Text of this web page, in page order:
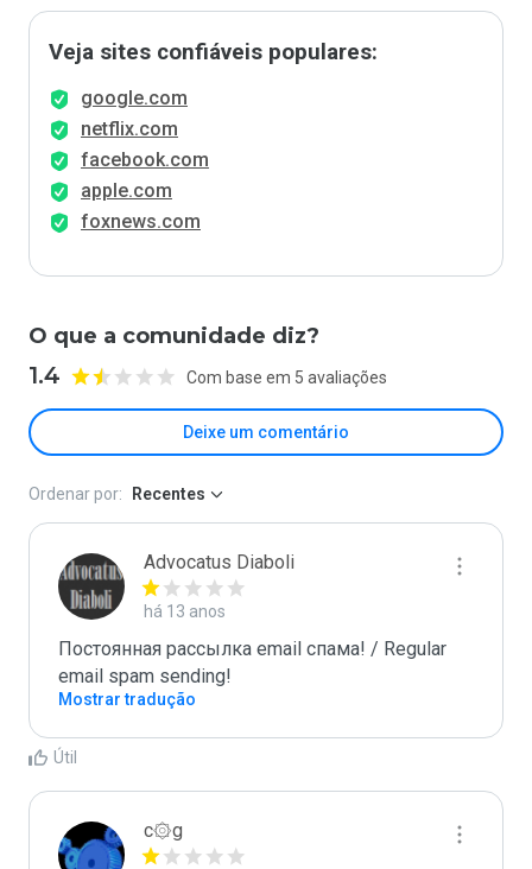
Veja sites confiáveis populares:
google.com
netflix.com
facebook.com
apple.com
foxnews.com
O que a comunidade diz?
1.4 Com base em 5 avaliações
Deixe um comentário
Ordenar por: Recentes
Advocatus Diaboli
há 13 anos
Постоянная рассылка email спама! / Regular
email spam sending!
Mostrar tradução
Útil
c۞g